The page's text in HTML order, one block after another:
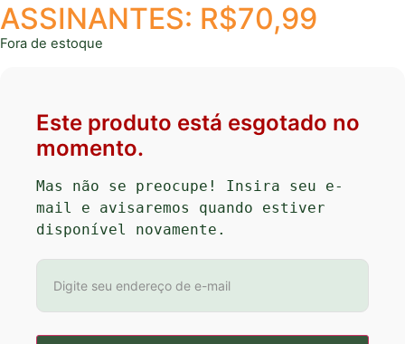
ASSINANTES: R$70,99
Fora de estoque
Este produto está esgotado no
momento.
Mas não se preocupe! Insira seu e-
mail e avisaremos quando estiver
disponível novamente.